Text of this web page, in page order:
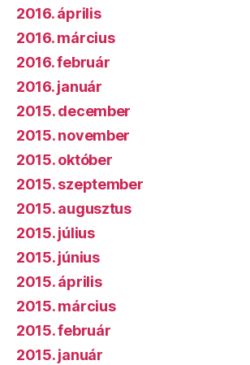
2016. április
2016. március
2016. február
2016. január
2015. december
2015. november
2015. október
2015. szeptember
2015. augusztus
2015. július
2015. június
2015. április
2015. március
2015. február
2015. január